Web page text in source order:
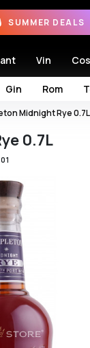
SUMMER DEALS
Gin Rom
Vin
Midnight Rye 0.7L
0.7L